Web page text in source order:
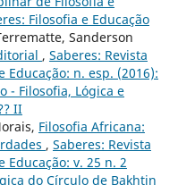
Filosofia e Educação
Sanderson
, Saberes: Revista
n. esp. (2016):
- Filosofia, Lógica e
II
Filosofia Africana:
, Saberes: Revista
v. 25 n. 2
do Círculo de Bakhtin